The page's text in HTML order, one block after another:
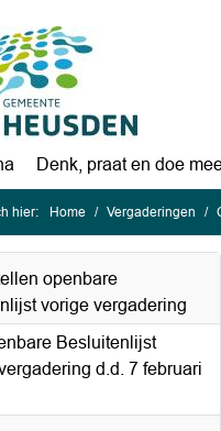
pagina
Denk, praat en doe
hier: Home Vergaderingen
openbare
vorige vergadering
Besluitenlijst
d.d. 7 februari